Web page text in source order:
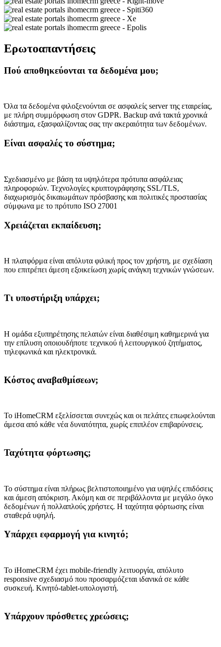
Ερωτοαπαντήσεις
Πού αποθηκεύονται τα δεδομένα μου;
Όλα τα δεδομένα φιλοξενούνται σε ασφαλείς server της εταιρείας,
με πλήρη συμμόρφωση στον GDPR. Backup ανά τακτά χρονικά
διάστημα, εξασφαλίζοντας σας την ακεραιότητα των δεδομένων.
Είναι ασφαλές το σύστημα;
Σχεδιασμένο με βάση τα υψηλότερα πρότυπα ασφάλειας
πληροφοριών. Τεχνολογίες κρυπτογράφησης SSL/TLS,
διαχωρισμός δικαιωμάτων πρόσβασης και πολιτικές προστασίας
σύμφωνα με το πρότυπο ISO 27001
Χρειάζεται εκπαίδευση;
Η πλατφόρμα είναι απόλυτα φιλική προς τον χρήστη, με σχεδίαση
που επιτρέπει άμεση εξοικείωση χωρίς ανάγκη τεχνικών γνώσεων.
Τι υποστήριξη υπάρχει;
Η ομάδα εξυπηρέτησης πελατών είναι διαθέσιμη καθημερινά για
την επίλυση οποιουδήποτε τεχνικού ή λειτουργικού ζητήματος,
τηλεφωνικά και ηλεκτρονικά.
Κόστος αναβαθμίσεων;
Το iHomeCRM εξελίσσεται συνεχώς και οι πελάτες επωφελούνται
άμεσα από κάθε νέα δυνατότητα, χωρίς επιπλέον επιβαρύνσεις.
Ταχύτητα φόρτωσης;
Το σύστημα είναι πλήρως βελτιστοποιημένο για υψηλές επιδόσεις
και άμεση απόκριση. Ακόμη και σε περιβάλλοντα με μεγάλο όγκο
δεδομένων ή πολλαπλούς χρήστες. Η ταχύτητα φόρτωσης είναι
σταθερά υψηλή.
Υπάρχει εφαρμογή για κινητό;
Το iHomeCRM έχει mobile-friendly λειτυοργία, απόλυτο
responsive σχεδιασμό που προσαρμόζεται ιδανικά σε κάθε
συσκευή. Κινητό-tablet-υπολογιστή.
Υπάρχουν πρόσθετες χρεώσεις;